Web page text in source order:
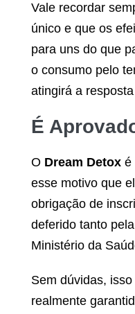
Vale recordar
único e que os
para uns do que
o consumo pelo
atingirá a
É
O Dream Detox é
esse motivo que
obrigação de
deferido tanto
Ministério da
Sem dúvidas,
realmente